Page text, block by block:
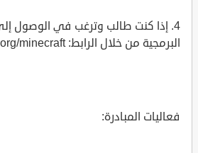
4. إذا كنت طالب وترغب في الوصول
البرمجية من خلال الرابط: https://code.org/minecraft
فعاليات المبادرة: